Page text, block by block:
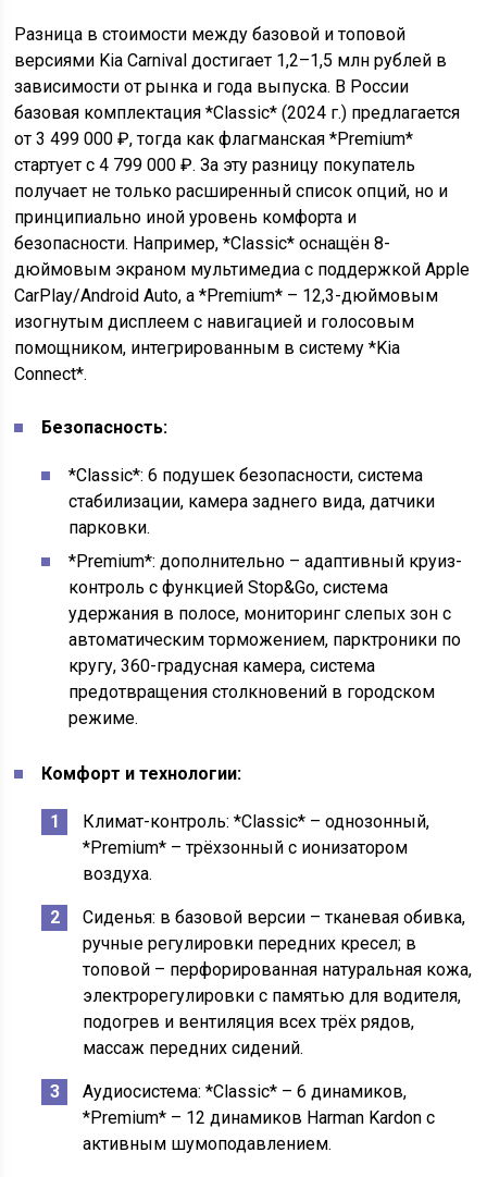
Разница в стоимости между базовой и топовой
версиями Kia Carnival достигает 1,2–1,5 млн рублей в
зависимости от рынка и года выпуска. В России
базовая комплектация *Classic* (2024 г.) предлагается
от 3 499 000 ₽, тогда как флагманская *Premium*
стартует с 4 799 000 ₽. За эту разницу покупатель
получает не только расширенный список опций, но и
принципиально иной уровень комфорта и
безопасности. Например, *Classic* оснащён 8-
дюймовым экраном мультимедиа с поддержкой Apple
CarPlay/Android Auto, а *Premium* – 12,3-дюймовым
изогнутым дисплеем с навигацией и голосовым
помощником, интегрированным в систему *Kia
Connect*.
Безопасность:
*Classic*: 6 подушек безопасности, система
стабилизации, камера заднего вида, датчики
парковки.
*Premium*: дополнительно – адаптивный круиз-
контроль с функцией Stop&Go, система
удержания в полосе, мониторинг слепых зон с
автоматическим торможением, парктроники по
кругу, 360-градусная камера, система
предотвращения столкновений в городском
режиме.
Комфорт и технологии:
Климат-контроль: *Classic* – однозонный,
*Premium* – трёхзонный с ионизатором
воздуха.
Сиденья: в базовой версии – тканевая обивка,
ручные регулировки передних кресел; в
топовой – перфорированная натуральная кожа,
электрорегулировки с памятью для водителя,
подогрев и вентиляция всех трёх рядов,
массаж передних сидений.
Аудиосистема: *Classic* – 6 динамиков,
*Premium* – 12 динамиков Harman Kardon с
активным шумоподавлением.